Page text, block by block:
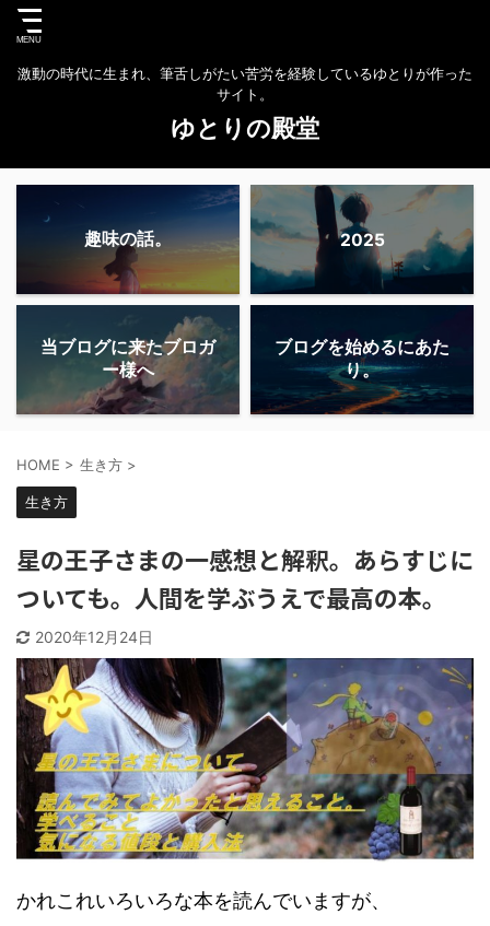
激動の時代に生まれ、筆舌しがたい苦労を経験しているゆとりが作った
サイト。
ゆとりの殿堂
趣味の話。 2025
当ブログに来たブロガ
ー様へ
ブログを始めるにあた
り。
HOME > 生き方 >
生き方
星の王子さまの一感想と解釈。あらすじに
ついても。人間を学ぶうえで最高の本。
2020年12月24日
かれこれいろいろな本を読んでいますが、